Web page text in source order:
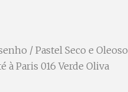
/ Pastel Seco e Oleoso
à Paris 016 Verde Oliva